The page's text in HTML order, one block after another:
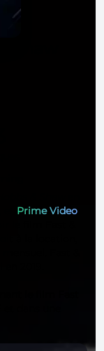
Prime Video